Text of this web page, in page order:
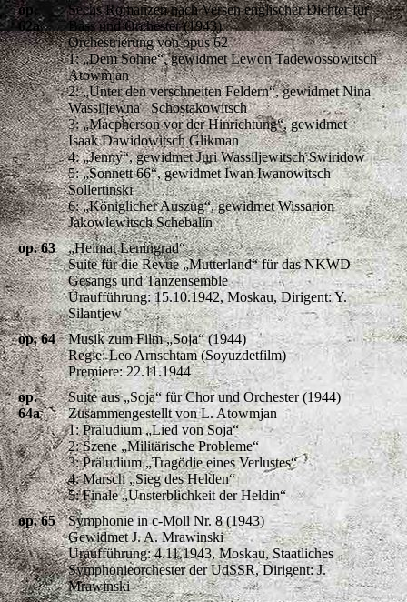
op.
62a
Sechs Romanzen nach Versen englischer Dichter für
Bass und Orchester (1943)
Orchestrierung von opus 62
1: „Dem Sohne“, gewidmet Lewon Tadewossowitsch
Atowmjan
2: „Unter den verschneiten Feldern“, gewidmet Nina
Wassiljewna Schostakowitsch
3: „Macpherson vor der Hinrichtung“, gewidmet
Isaak Dawidowitsch Glikman
4: „Jenny“, gewidmet Juri Wassiljewitsch Swiridow
5: „Sonnett 66“, gewidmet Iwan Iwanowitsch
Sollertinski
6: „Königlicher Auszug“, gewidmet Wissarion
Jakowlewitsch Schebalin
op. 63
„Heimat Leningrad“
Suite für die Revue „Mutterland“ für das NKWD
Gesangs und Tanzensemble
Uraufführung: 15.10.1942, Moskau, Dirigent: Y.
Silantjew
op. 64
Musik zum Film „Soja“ (1944)
Regie: Leo Arnschtam (Soyuzdetfilm)
Premiere: 22.11.1944
op.
64a
Suite aus „Soja“ für Chor und Orchester (1944)
Zusammengestellt von L. Atowmjan
1: Präludium „Lied von Soja“
2: Szene „Militärische Probleme“
3: Präludium „Tragödie eines Verlustes“
4: Marsch „Sieg des Helden“
5: Finale „Unsterblichkeit der Heldin“
op. 65
Symphonie in c-Moll Nr. 8 (1943)
Gewidmet J. A. Mrawinski
Uraufführung: 4.11.1943, Moskau, Staatliches
Symphonieorchester der UdSSR, Dirigent: J.
Mrawinski